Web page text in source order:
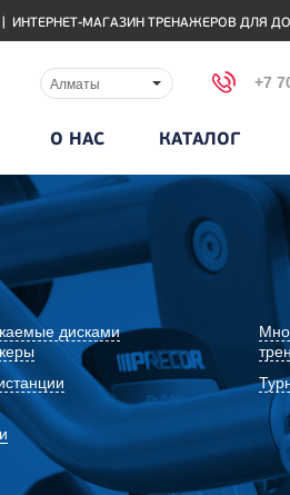
ИНТЕРНЕТ-МАГАЗИН ТРЕНАЖЕРОВ ДЛЯ
Алматы +7
О НАС КАТАЛОГ
дисками